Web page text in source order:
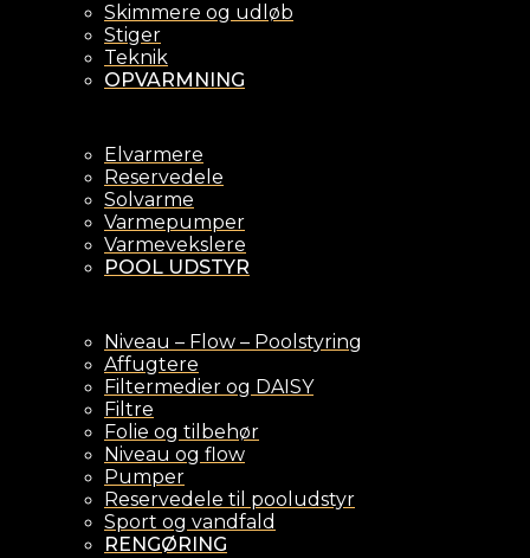
Skimmere og udløb
Stiger
Teknik
OPVARMNING
Elvarmere
Reservedele
Solvarme
Varmepumper
Varmevekslere
POOL UDSTYR
Niveau – Flow – Poolstyring
Affugtere
Filtermedier og DAISY
Filtre
Folie og tilbehør
Niveau og flow
Pumper
Reservedele til pooludstyr
Sport og vandfald
RENGØRING